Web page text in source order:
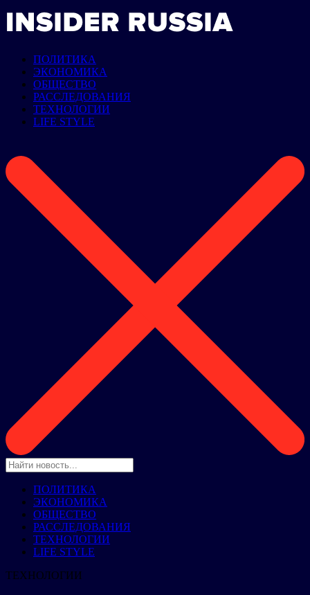
ПОЛИТИКА
ЭКОНОМИКА
ОБЩЕСТВО
РАССЛЕДОВАНИЯ
ТЕХНОЛОГИИ
LIFE STYLE
ПОЛИТИКА
ЭКОНОМИКА
ОБЩЕСТВО
РАССЛЕДОВАНИЯ
ТЕХНОЛОГИИ
LIFE STYLE
ТЕХНОЛОГИИ